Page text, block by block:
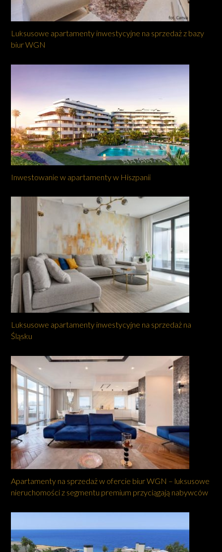
Luksusowe apartamenty inwestycyjne na sprzedaż z bazy
biur WGN
Inwestowanie w apartamenty w Hiszpanii
Luksusowe apartamenty inwestycyjne na sprzedaż na
Śląsku
Apartamenty na sprzedaż w ofercie biur WGN – luksusowe
nieruchomości z segmentu premium przyciągają nabywców